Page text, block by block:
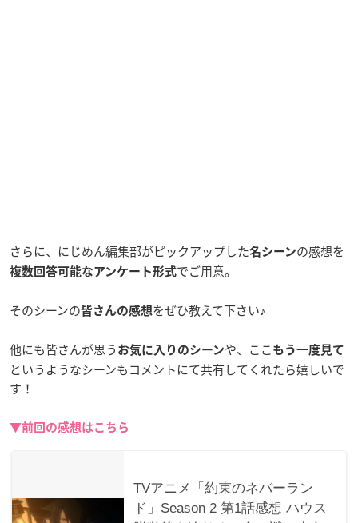
さらに、にじめん編集部がピックアップした名シーンの感想を
複数回答可能なアンケート形式でご用意。
そのシーンの皆さんの感想をぜひ教えて下さい♪
他にも皆さんが思う お気に入りのシーンや、ここ もう一度見て
というようなシーンもコメントにて共有してくれたら嬉しいで
す！
▼前回の感想はこちら